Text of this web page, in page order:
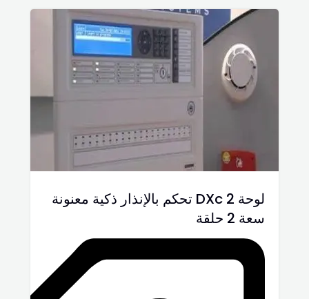
لوحة DXc 2 تحكم بالإنذار ذكية معنونة
سعة 2 حلقة